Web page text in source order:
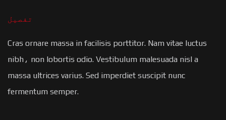
تفصیل
Cras ornare massa in facilisis porttitor. Nam vitae luctus
nibh، non lobortis odio. Vestibulum malesuada nisl a
massa ultrices varius. Sed imperdiet suscipit nunc
fermentum semper.